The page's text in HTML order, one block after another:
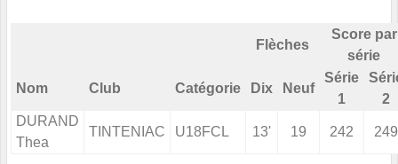
Flèches
Score par
série
Nom Club Catégorie Dix Neuf
Série
1
2
DURAND
Thea
TINTENIAC U18FCL 13' 19 242 249